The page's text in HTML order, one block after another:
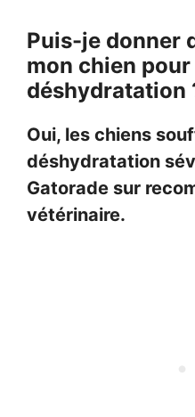
Puis-je donner
mon chien pour
déshydratation
Oui, les chiens
déshydratation
Gatorade sur
vétérinaire.